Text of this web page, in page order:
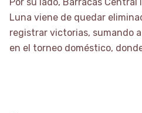
Luna viene de quedar
registrar victorias, sumando
en el torneo doméstico,